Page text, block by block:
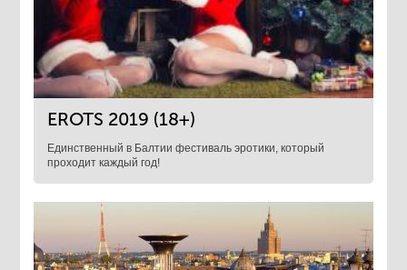
EROTS 2019 (18+)
Единственный в Балтии фестиваль эротики, который
проходит каждый год!